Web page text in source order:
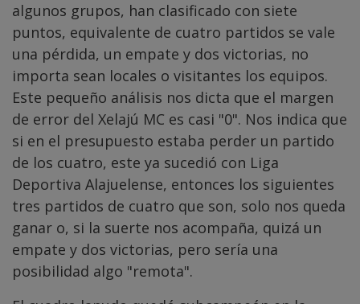
algunos grupos, han clasificado con siete
puntos, equivalente de cuatro partidos se vale
una pérdida, un empate y dos victorias, no
importa sean locales o visitantes los equipos.
Este pequeño análisis nos dicta que el margen
de error del Xelajú MC es casi "0". Nos indica que
si en el presupuesto estaba perder un partido
de los cuatro, este ya sucedió con Liga
Deportiva Alajuelense, entonces los siguientes
tres partidos de cuatro que son, solo nos queda
ganar o, si la suerte nos acompaña, quizá un
empate y dos victorias, pero sería una
posibilidad algo "remota".